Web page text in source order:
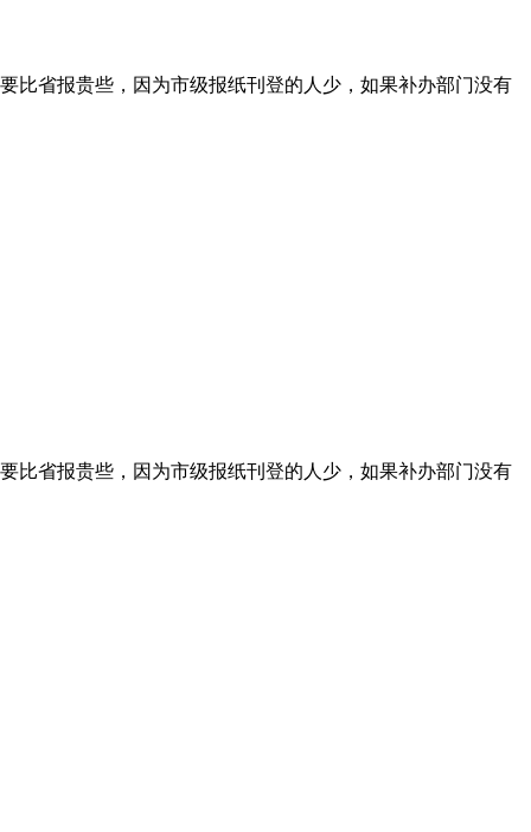
比省报贵些，因为市级报纸刊登的人少，如果补办部门没有
比省报贵些，因为市级报纸刊登的人少，如果补办部门没有